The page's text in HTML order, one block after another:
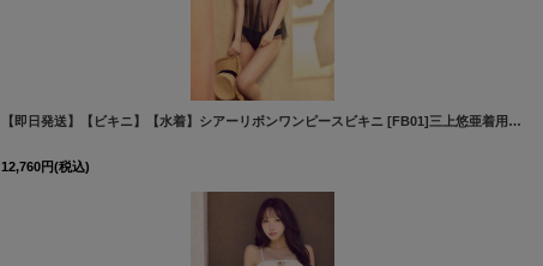
[M292dzqs-GYxBL-26MY-260423] 【即日発送】【ビキニ】【水着】シアーリボンワンピースビキニ [FB01]三上悠亜着用
[
12,760円(税込)